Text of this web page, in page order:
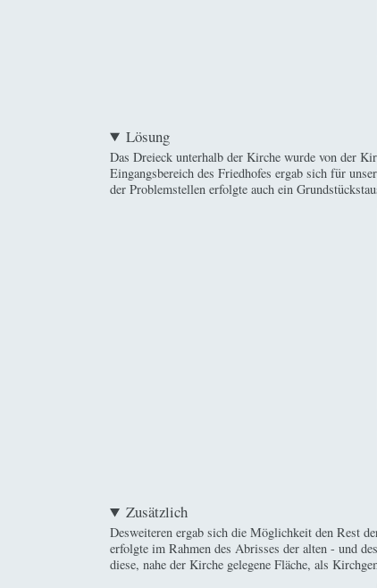
Lösung
Das Dreieck unterhalb der Kirche wurde von der
Eingangsbereich des Friedhofes ergab sich für
der Problemstellen erfolgte auch ein
Zusätzlich
Desweiteren ergab sich die Möglichkeit den Rest
erfolgte im Rahmen des Abrisses der alten - und
diese, nahe der Kirche gelegene Fläche, als